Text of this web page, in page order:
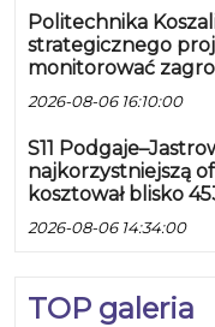
Politechnika
strategicznego
monitorować
2026-08-06 16:10:00
S11
najkorzystniejszą
kosztował blisko
2026-08-06 14:34:00
TOP galeria